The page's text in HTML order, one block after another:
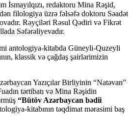
İsmayılqızı, redaktoru Mina Rəşid,
filologiya üzrə fəlsəfə doktoru Səadət
Rəyçiləri Rəsul Qədiri və Fikrət
Səfərəliyevadır.
antologiya-kitabda Güneyli-Quzeyli
klassik və çağdaş şairlərimizin
Yazıçılar Birliyinin “Natəvan”
tərtibatı və Mina Rəşidin
“Bütöv Azərbaycan bədii
kitabının təqdimat mərasimi baş